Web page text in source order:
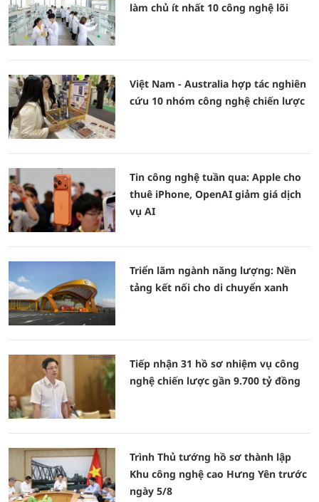
làm chủ ít nhất 10 công nghệ lõi
Việt Nam - Australia hợp tác nghiên
cứu 10 nhóm công nghệ chiến lược
Tin công nghệ tuần qua: Apple cho
thuê iPhone, OpenAI giảm giá dịch
vụ AI
Triển lãm ngành năng lượng: Nền
tảng kết nối cho di chuyển xanh
Tiếp nhận 31 hồ sơ nhiệm vụ công
nghệ chiến lược gần 9.700 tỷ đồng
Trình Thủ tướng hồ sơ thành lập
Khu công nghệ cao Hưng Yên trước
ngày 5/8